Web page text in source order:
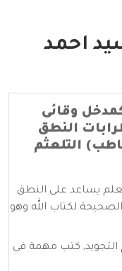
احمد
وقائى
النطق
التلعثم
يساعد على النطق
لكتاب الله وهو
, كتب مهمة في